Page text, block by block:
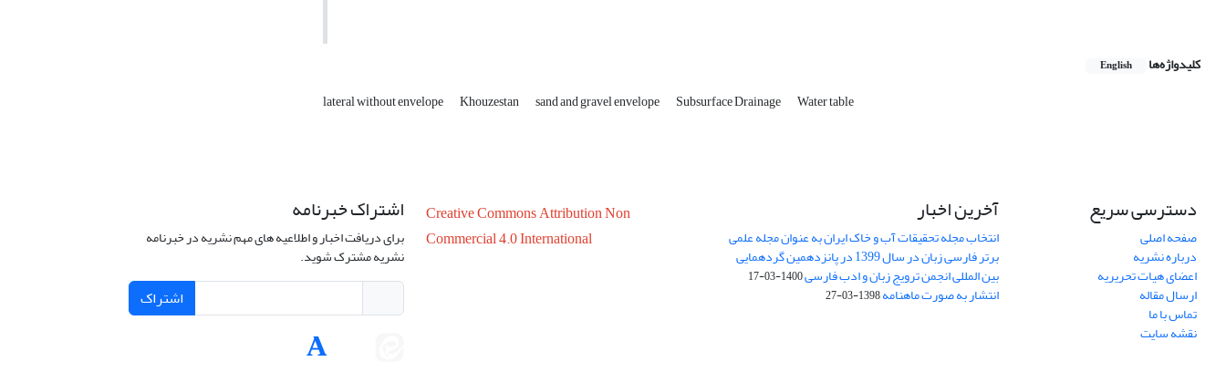
کلیدواژه‌ها English
lateral without envelope Khouzestan sand and gravel envelope Subsurface Drainage Water table
دسترسی سریع
صفحه اصلی
درباره نشریه
اعضای هیات تحریریه
ارسال مقاله
تماس با ما
نقشه سایت
آخرین اخبار
انتخاب مجله تحقیقات آب و خاک ایران به عنوان مجله علمی
برتر فارسی زبان در سال 1399 در پانزدهمین گردهمایی
بین المللی انجمن ترویج زبان و ادب فارسی1400-03-17
انتشار به صورت ماهنامه1398-03-27
Creative Commons Attribution Non
Commercial 4.0 International
اشتراک خبرنامه
برای دریافت اخبار و اطلاعیه های مهم نشریه در خبرنامه
نشریه مشترک شوید.
اشتراک